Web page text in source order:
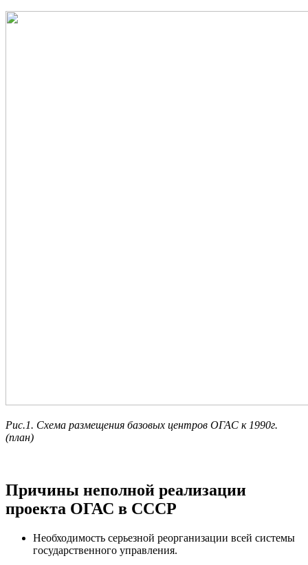
Рис.1. Схема размещения базовых центров ОГАС к 1990г.
(план)
Причины неполной реализации
проекта ОГАС в СССР
Необходимость серьезной реорганизации всей системы
государственного управления.